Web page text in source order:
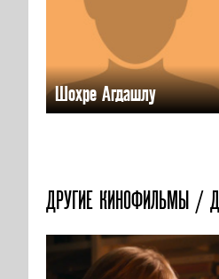
Шохре Агдашлу
ДРУГИЕ КИНОФИЛЬМЫ /